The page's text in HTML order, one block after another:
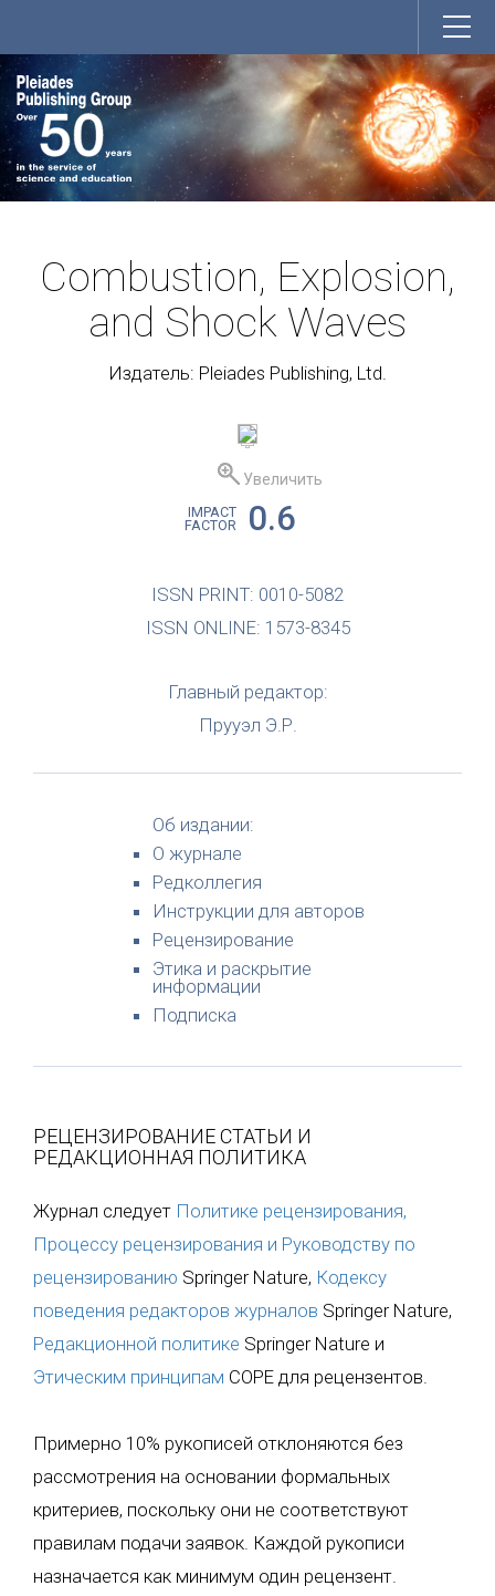
Combustion, Explosion,
and Shock Waves
Издатель: Pleiades Publishing, Ltd.
Увеличить
IMPACT
FACTOR
0.6
ISSN PRINT: 0010-5082
ISSN ONLINE: 1573-8345
Главный редактор:
Прууэл Э.Р.
Об издании:
О журнале
Редколлегия
Инструкции для авторов
Рецензирование
Этика и раскрытие
информации
Подписка
РЕЦЕНЗИРОВАНИЕ СТАТЬИ И
РЕДАКЦИОННАЯ ПОЛИТИКА
Журнал следует Политике рецензирования,
Процессу рецензирования и Руководству по
рецензированию Springer Nature, Кодексу
поведения редакторов журналов Springer Nature,
Редакционной политике Springer Nature и
Этическим принципам COPE для рецензентов.
Примерно 10% рукописей отклоняются без
рассмотрения на основании формальных
критериев, поскольку они не соответствуют
правилам подачи заявок. Каждой рукописи
назначается как минимум один рецензент.